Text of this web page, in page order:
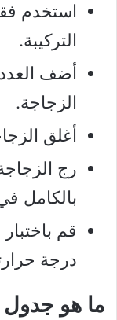
استخدم
التركيبة.
أضف
الزجاجة.
أغلق
رج
بالكامل
قم
درجة
ما هو جدول